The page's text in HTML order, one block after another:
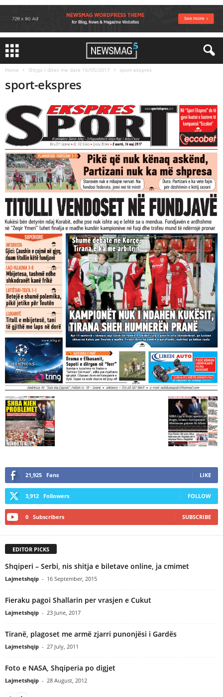
Home Shtypi i dites me date 16/05/2017 sport-ekspres
sport-ekspres
21,925 Fans LIKE
3,912 Followers FOLLOW
0 Subscribers SUBSCRIBE
EDITOR PICKS
Shqiperi – Serbi, nis shitja e biletave online, ja cmimet
Lajmetshqip - 16 September, 2015
Fieraku pagoi Shallarin per vrasjen e Cukut
Lajmetshqip - 23 June, 2017
Tiranë, plagoset me armë zjarri punonjësi i Gardës
Lajmetshqip - 27 July, 2011
Foto e NASA, Shqiperia po digjet
Lajmetshqip - 28 August, 2012